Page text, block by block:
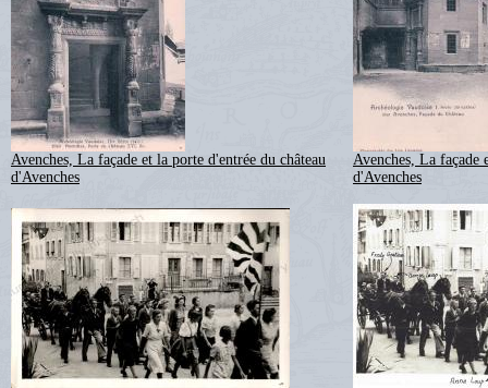
Avenches, La façade et la porte d'entrée du château
d'Avenches
Avenches, La façade
d'Avenches